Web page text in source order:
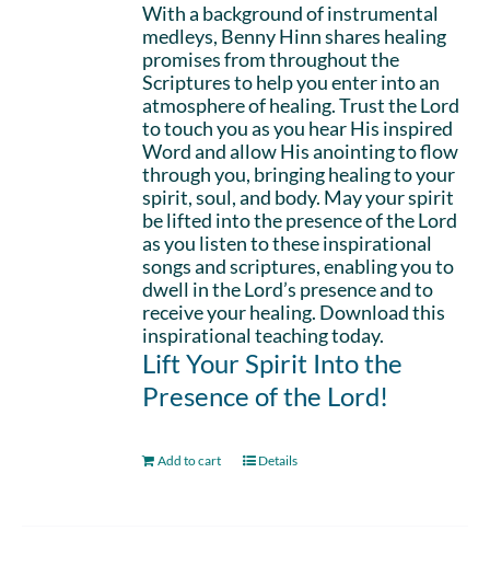
With a background of instrumental
medleys, Benny Hinn shares healing
promises from throughout the
Scriptures to help you enter into an
atmosphere of healing. Trust the Lord
to touch you as you hear His inspired
Word and allow His anointing to flow
through you, bringing healing to your
spirit, soul, and body. May your spirit
be lifted into the presence of the Lord
as you listen to these inspirational
songs and scriptures, enabling you to
dwell in the Lord’s presence and to
receive your healing. Download this
inspirational teaching today.
Lift Your Spirit Into the
Presence of the Lord!
Add to cart Details